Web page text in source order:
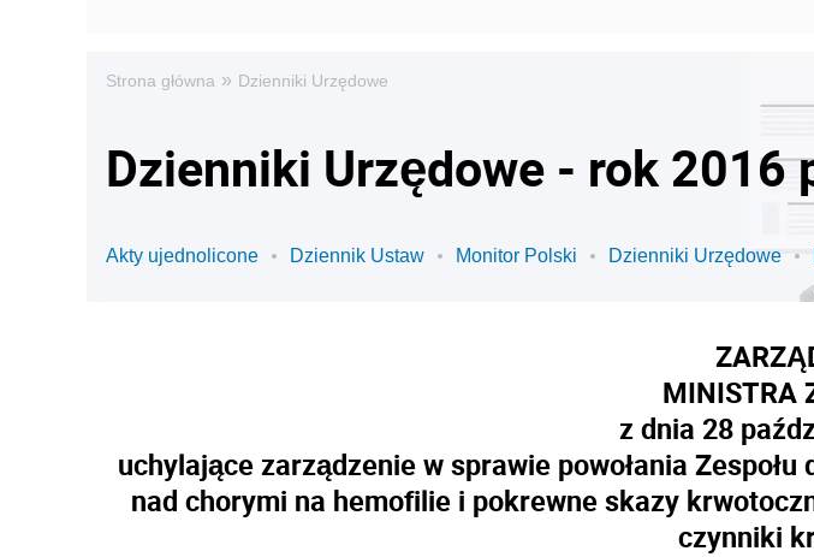
Strona główna » Dzienniki Urzędowe
Dzienniki Urzędowe - rok 2016
Akty ujednolicone Dziennik Ustaw Monitor Polski Dzienniki Urzędowe
MINISTRA
z dnia 28
uchylające zarządzenie w sprawie powołania
nad chorymi na hemofilie i pokrewne skazy
czynniki